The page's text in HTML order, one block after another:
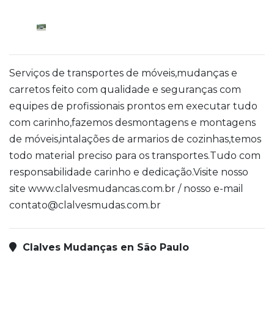
Serviços de transportes de móveis,mudanças e
carretos feito com qualidade e seguranças com
equipes de profissionais prontos em executar tudo
com carinho,fazemos desmontagens e montagens
de móveis,intalações de armarios de cozinhas,temos
todo material preciso para os transportes.Tudo com
responsabilidade carinho e dedicação.Visite nosso
site www.clalvesmudancas.com.br / nosso e-mail
contato@clalvesmudas.com.br
Clalves Mudanças en São Paulo